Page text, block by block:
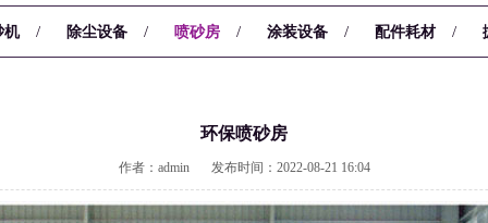
机 / 除尘设备 / 喷砂房 / 涂装设备 / 配件耗材 /
环保喷砂房
作者：admin 发布时间：2022-08-21 16:04